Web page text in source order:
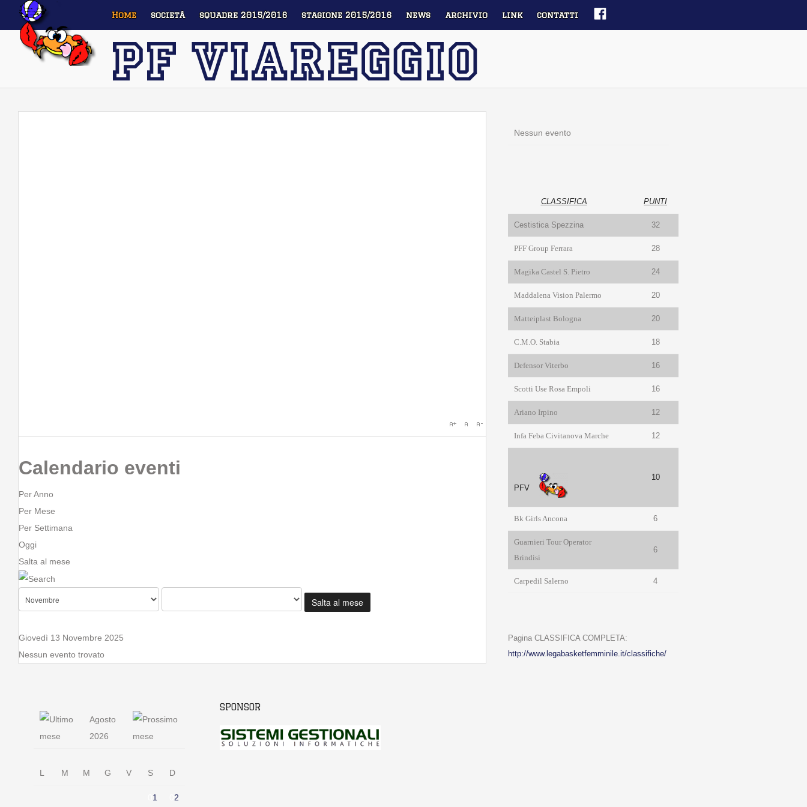
Home società squadre 2015/2016 stagione 2015/2016 news archivio link contatti
Calendario eventi
Per Anno
Per Mese
Per Settimana
Oggi
Salta al mese
Salta al mese
Giovedì 13 Novembre 2025
Nessun evento trovato
Nessun evento
CLASSIFICA PUNTI
Cestistica Spezzina 32
PFF Group Ferrara 28
Magika Castel S. Pietro 24
Maddalena Vision Palermo 20
Matteiplast Bologna 20
C.M.O. Stabia 18
Defensor Viterbo 16
Scotti Use Rosa Empoli 16
Ariano Irpino 12
Infa Feba Civitanova Marche 12
PFV
10
Bk Girls Ancona 6
Guarnieri Tour Operator
Brindisi
6
Carpedil Salerno 4
Pagina CLASSIFICA COMPLETA:
http://www.legabasketfemminile.it/classifiche/
Agosto
2026
L M M G V S D
1 2
SPONSOR